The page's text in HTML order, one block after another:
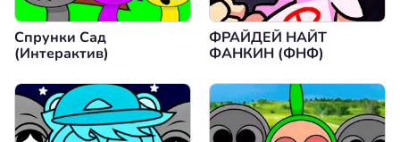
Спрунки Сад
(Интерактив)
ФРАЙДЕЙ НАЙТ
ФАНКИН (ФНФ)